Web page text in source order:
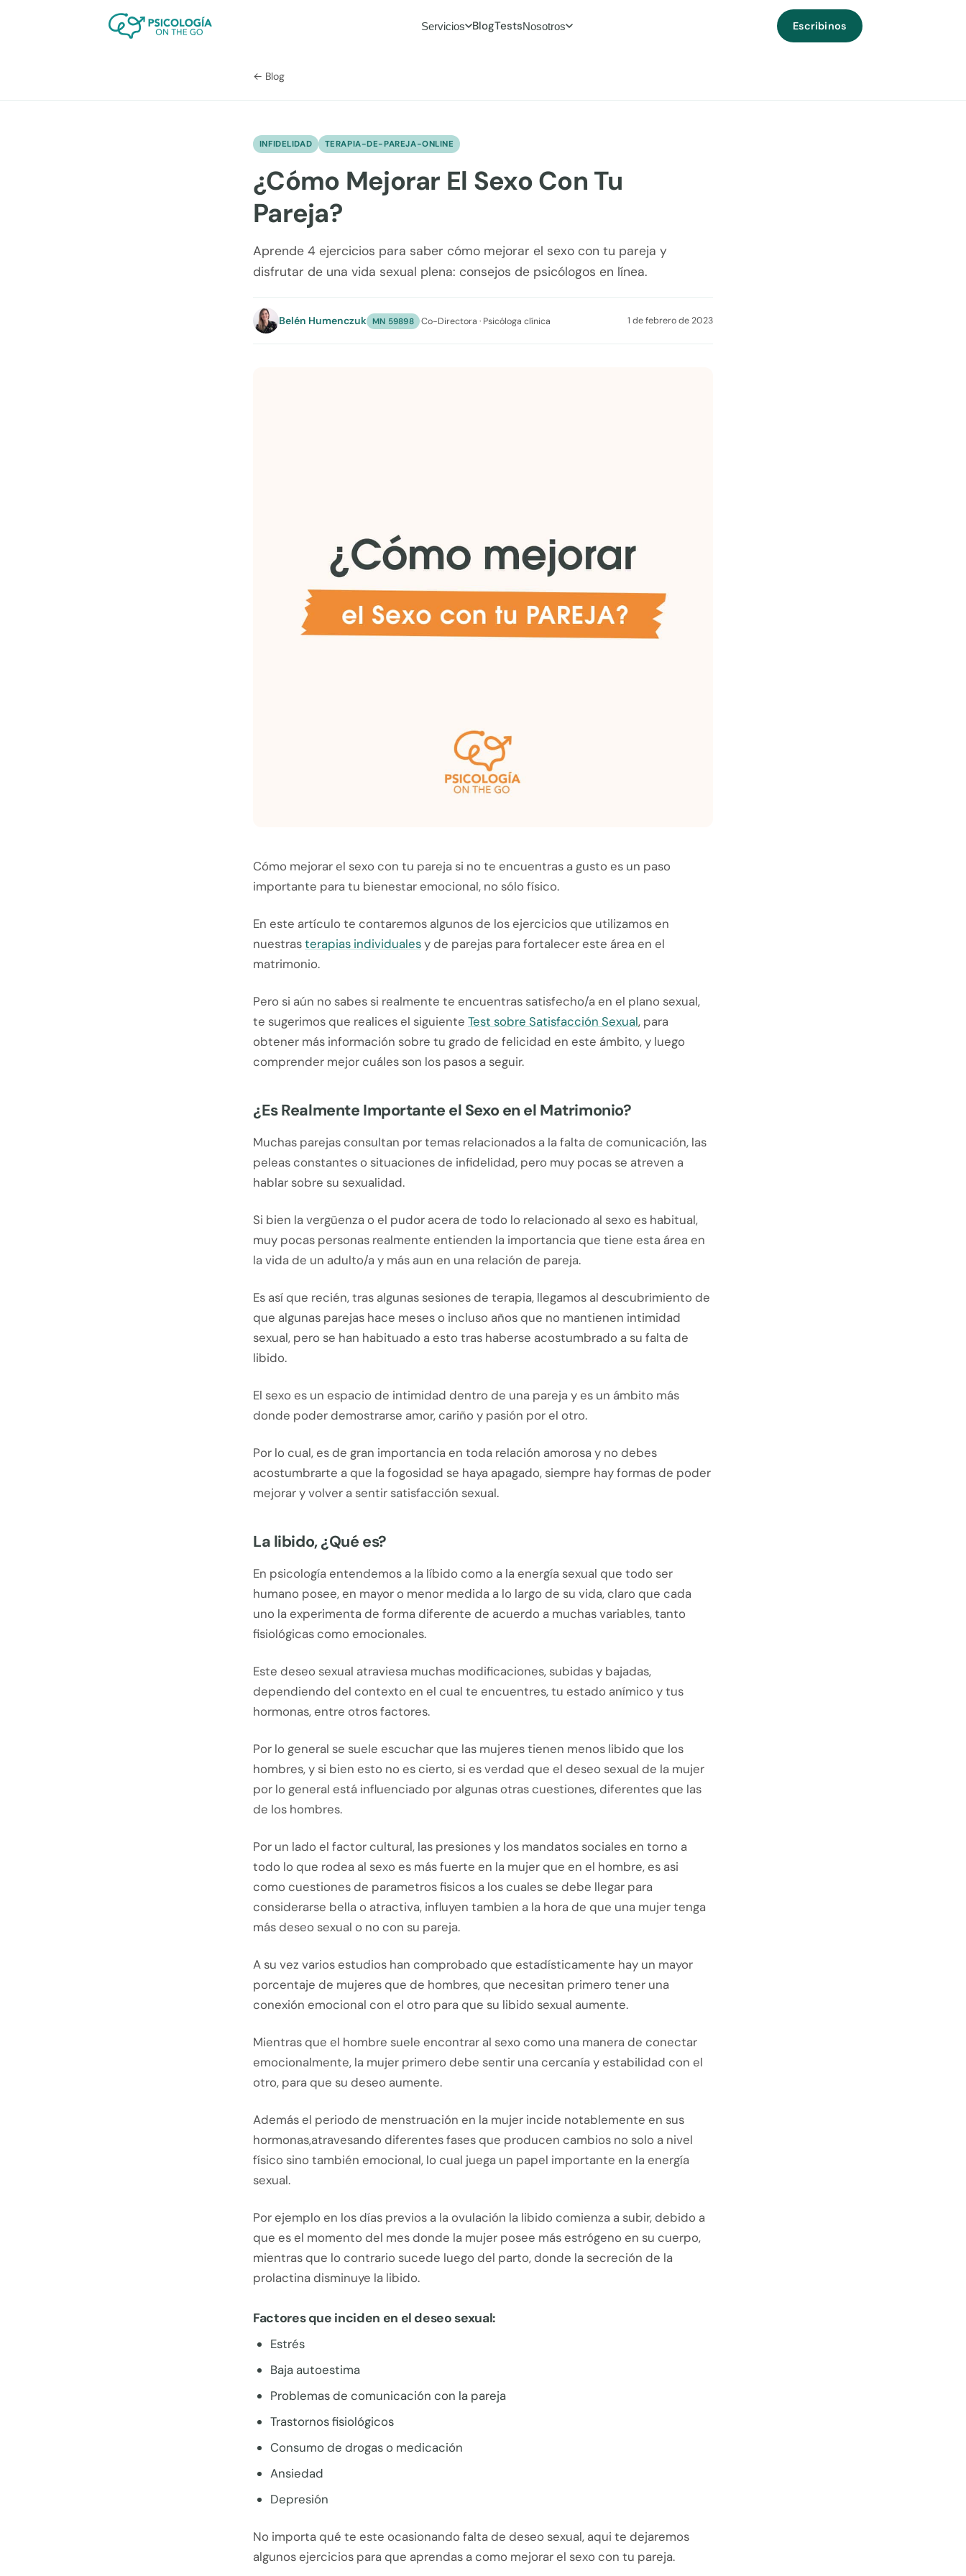
Servicios BlogTestsNosotros Escribinos
← Blog
INFIDELIDAD TERAPIA-DE-PAREJA-ONLINE
¿Cómo Mejorar El Sexo Con Tu
Pareja?
Aprende 4 ejercicios para saber cómo mejorar el sexo con tu pareja y
disfrutar de una vida sexual plena: consejos de psicólogos en línea.
Belén Humenczuk MN 59898 ·Co-Directora · Psicóloga clínica 1 de febrero de 2023
Cómo mejorar el sexo con tu pareja si no te encuentras a gusto es un paso
importante para tu bienestar emocional, no sólo físico.
En este artículo te contaremos algunos de los ejercicios que utilizamos en
nuestrasterapias individualesy de parejas para fortalecer este área en el
matrimonio.
Pero si aún no sabes si realmente te encuentras satisfecho/a en el plano sexual,
te sugerimos que realices el siguiente Test sobre Satisfacción Sexual, para
obtener más información sobre tu grado de felicidad en este ámbito, y luego
comprender mejor cuáles son los pasos a seguir.
¿Es Realmente Importante el Sexo en el Matrimonio?
Muchas parejas consultan por temas relacionados a la falta de comunicación, las
peleas constantes o situaciones de infidelidad, pero muy pocas se atreven a
hablar sobre su sexualidad.
Si bien la vergüenza o el pudor acera de todo lo relacionado al sexo es habitual,
muy pocas personas realmente entienden la importancia que tiene esta área en
la vida de un adulto/a y más aun en una relación de pareja.
Es así que recién, tras algunas sesiones de terapia, llegamos al descubrimiento de
que algunas parejas hace meses o incluso años que no mantienen intimidad
sexual, pero se han habituado a esto tras haberse acostumbrado a su falta de
libido.
El sexo es un espacio de intimidad dentro de una pareja y es un ámbito más
donde poder demostrarse amor, cariño y pasión por el otro.
Por lo cual, es de gran importancia en toda relación amorosa y no debes
acostumbrarte a que la fogosidad se haya apagado, siempre hay formas de poder
mejorar y volver a sentir satisfacción sexual.
La libido, ¿Qué es?
En psicología entendemos a la líbido como a la energía sexual que todo ser
humano posee, en mayor o menor medida a lo largo de su vida, claro que cada
uno la experimenta de forma diferente de acuerdo a muchas variables, tanto
fisiológicas como emocionales.
Este deseo sexual atraviesa muchas modificaciones, subidas y bajadas,
dependiendo del contexto en el cual te encuentres, tu estado anímico y tus
hormonas, entre otros factores.
Por lo general se suele escuchar que las mujeres tienen menos libido que los
hombres, y si bien esto no es cierto, si es verdad que el deseo sexual de la mujer
por lo general está influenciado por algunas otras cuestiones, diferentes que las
de los hombres.
Por un lado el factor cultural, las presiones y los mandatos sociales en torno a
todo lo que rodea al sexo es más fuerte en la mujer que en el hombre, es asi
como cuestiones de parametros fisicos a los cuales se debe llegar para
considerarse bella o atractiva, influyen tambien a la hora de que una mujer tenga
más deseo sexual o no con su pareja.
A su vez varios estudios han comprobado que estadísticamente hay un mayor
porcentaje de mujeres que de hombres, que necesitan primero tener una
conexión emocional con el otro para que su libido sexual aumente.
Mientras que el hombre suele encontrar al sexo como una manera de conectar
emocionalmente, la mujer primero debe sentir una cercanía y estabilidad con el
otro, para que su deseo aumente.
Además el periodo de menstruación en la mujer incide notablemente en sus
hormonas,atravesando diferentes fases que producen cambios no solo a nivel
físico sino también emocional, lo cual juega un papel importante en la energía
sexual.
Por ejemplo en los días previos a la ovulación la libido comienza a subir, debido a
que es el momento del mes donde la mujer posee más estrógeno en su cuerpo,
mientras que lo contrario sucede luego del parto, donde la secreción de la
prolactina disminuye la libido.
Factores que inciden en el deseo sexual:
Estrés
Baja autoestima
Problemas de comunicación con la pareja
Trastornos fisiológicos
Consumo de drogas o medicación
Ansiedad
Depresión
No importa qué te este ocasionando falta de deseo sexual, aqui te dejaremos
algunos ejercicios para que aprendas a como mejorar el sexo con tu pareja.